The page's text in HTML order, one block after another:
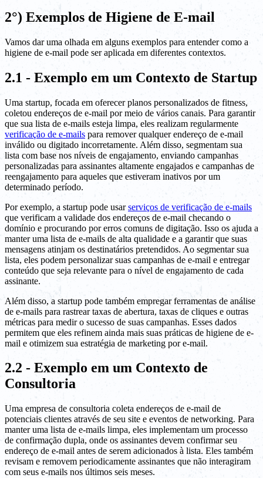
2°) Exemplos de Higiene de E-mail
Vamos dar uma olhada em alguns exemplos para entender como a
higiene de e-mail pode ser aplicada em diferentes contextos.
2.1 - Exemplo em um Contexto de Startup
Uma startup, focada em oferecer planos personalizados de fitness,
coletou endereços de e-mail por meio de vários canais. Para garantir
que sua lista de e-mails esteja limpa, eles realizam regularmente
verificação de e-mails para remover qualquer endereço de e-mail
inválido ou digitado incorretamente. Além disso, segmentam sua
lista com base nos níveis de engajamento, enviando campanhas
personalizadas para assinantes altamente engajados e campanhas de
reengajamento para aqueles que estiveram inativos por um
determinado período.
Por exemplo, a startup pode usarserviços de verificação de e-mails
que verificam a validade dos endereços de e-mail checando o
domínio e procurando por erros comuns de digitação. Isso os ajuda a
manter uma lista de e-mails de alta qualidade e a garantir que suas
mensagens atinjam os destinatários pretendidos. Ao segmentar sua
lista, eles podem personalizar suas campanhas de e-mail e entregar
conteúdo que seja relevante para o nível de engajamento de cada
assinante.
Além disso, a startup pode também empregar ferramentas de análise
de e-mails para rastrear taxas de abertura, taxas de cliques e outras
métricas para medir o sucesso de suas campanhas. Esses dados
permitem que eles refinem ainda mais suas práticas de higiene de e-
mail e otimizem sua estratégia de marketing por e-mail.
2.2 - Exemplo em um Contexto de
Consultoria
Uma empresa de consultoria coleta endereços de e-mail de
potenciais clientes através de seu site e eventos de networking. Para
manter uma lista de e-mails limpa, eles implementam um processo
de confirmação dupla, onde os assinantes devem confirmar seu
endereço de e-mail antes de serem adicionados à lista. Eles também
revisam e removem periodicamente assinantes que não interagiram
com seus e-mails nos últimos seis meses.